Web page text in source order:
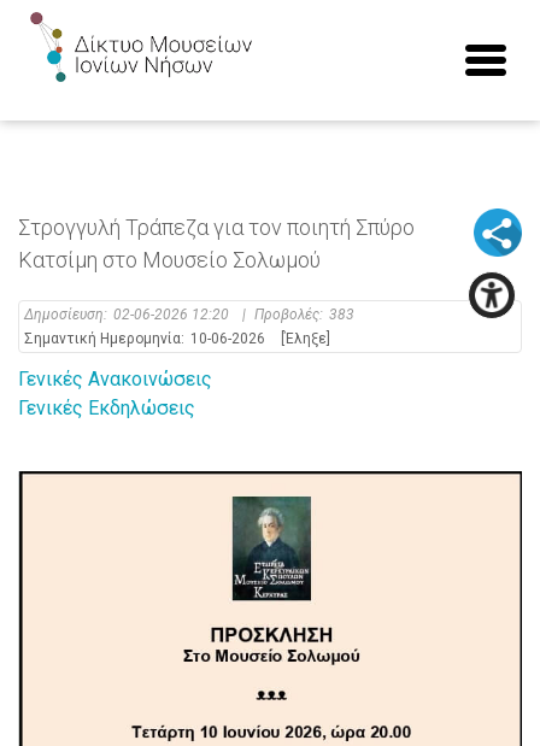
Στρογγυλή Τράπεζα για τον ποιητή Σπύρο
Κατσίμη στο Μουσείο Σολωμού
Δημοσίευση: 02-06-2026 12:20 | Προβολές: 383
Σημαντική Ημερομηνία: 10-06-2026 [Έληξε]
Γενικές Ανακοινώσεις
Γενικές Εκδηλώσεις